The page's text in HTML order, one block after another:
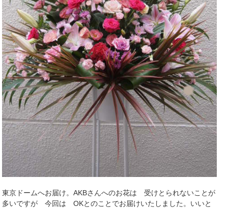
東京ドームへお届け。AKBさんへのお花は 受けとられないことが
多いですが 今回は OKとのことでお届けいたしました。いいと